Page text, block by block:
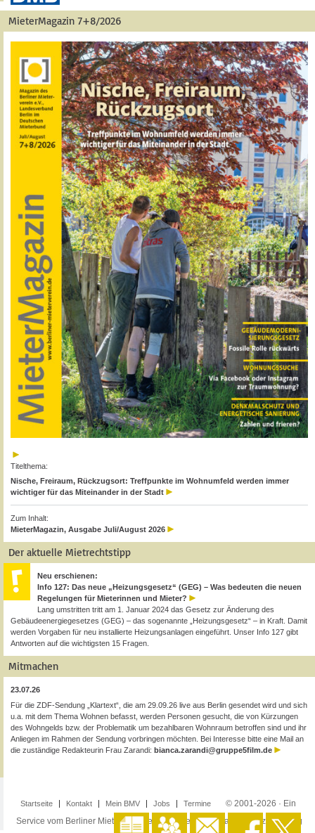
MieterMagazin 7+8/2026
Titelthema:
Nische, Freiraum, Rückzugsort: Treffpunkte im Wohnumfeld werden immer
wichtiger für das Miteinander in der Stadt
Zum Inhalt:
MieterMagazin, Ausgabe Juli/August 2026
Der aktuelle Mietrechtstipp
Neu erschienen:
Info 127: Das neue „Heizungsgesetz“ (GEG) – Was bedeuten die neuen
Regelungen für Mieterinnen und Mieter?
Lang umstritten tritt am 1. Januar 2024 das Gesetz zur Änderung des
Gebäudeenergiegesetzes (GEG) – das sogenannte „Heizungsgesetz“ – in Kraft. Damit
werden Vorgaben für neu installierte Heizungsanlagen eingeführt. Unser Info 127 gibt
Antworten auf die wichtigsten 15 Fragen.
Mitmachen
23.07.26
Für die ZDF-Sendung „Klartext“, die am 29.09.26 live aus Berlin gesendet wird und sich
u.a. mit dem Thema Wohnen befasst, werden Personen gesucht, die von Kürzungen
des Wohngelds bzw. der Problematik um bezahlbaren Wohnraum betroffen sind und ihr
Anliegen im Rahmen der Sendung vorbringen möchten. Bei Interesse bitte eine Mail an
die zuständige Redakteurin Frau Zarandi: bianca.zarandi@gruppe5film.de
Startseite Kontakt Mein BMV Jobs Termine
© 2001-2026 · Ein
Service vom Berliner Mieterverein e.V. ·Impressum·Datenschutzerklärung